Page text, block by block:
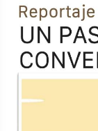
Previous